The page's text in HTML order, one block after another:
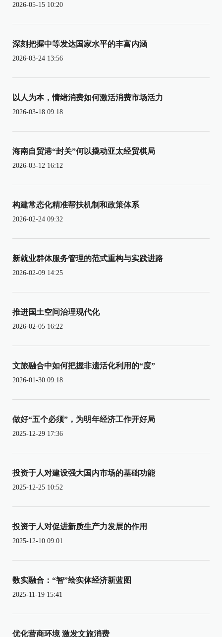
2026-05-15 10:20
深刻把握中等发达国家水平的丰富内涵
2026-03-24 13:56
以人为本，情绪消费如何激活消费市场活力
2026-03-18 09:18
海南自贸港“封关”何以撬动亚太经贸棋局
2026-03-12 16:12
构建常态化精准帮扶机制和政策体系
2026-02-24 09:32
新就业群体服务管理的范式重构与实践进路
2026-02-09 14:25
推进国土空间治理现代化
2026-02-05 16:22
文旅融合中如何把握非遗活化利用的“度”
2026-01-30 09:18
做好“五个必须”，为明年经济工作开好局
2025-12-29 17:36
投资于人对建设强大国内市场的基础功能
2025-12-25 10:52
投资于人对促进新质生产力发展的作用
2025-12-10 09:01
数实融合：“智”绘实体经济新蓝图
2025-11-19 15:41
优化营商环境 激发文旅消费